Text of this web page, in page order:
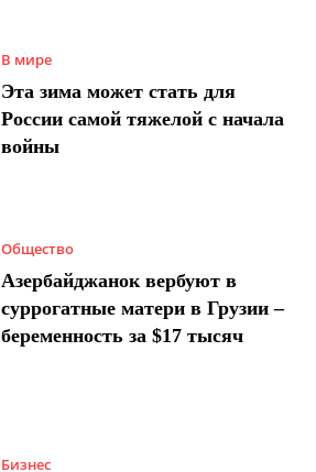
В мире
Эта зима может стать для
России самой тяжелой с начала
войны
Общество
Азербайджанок вербуют в
суррогатные матери в Грузии –
беременность за $17 тысяч
Бизнес